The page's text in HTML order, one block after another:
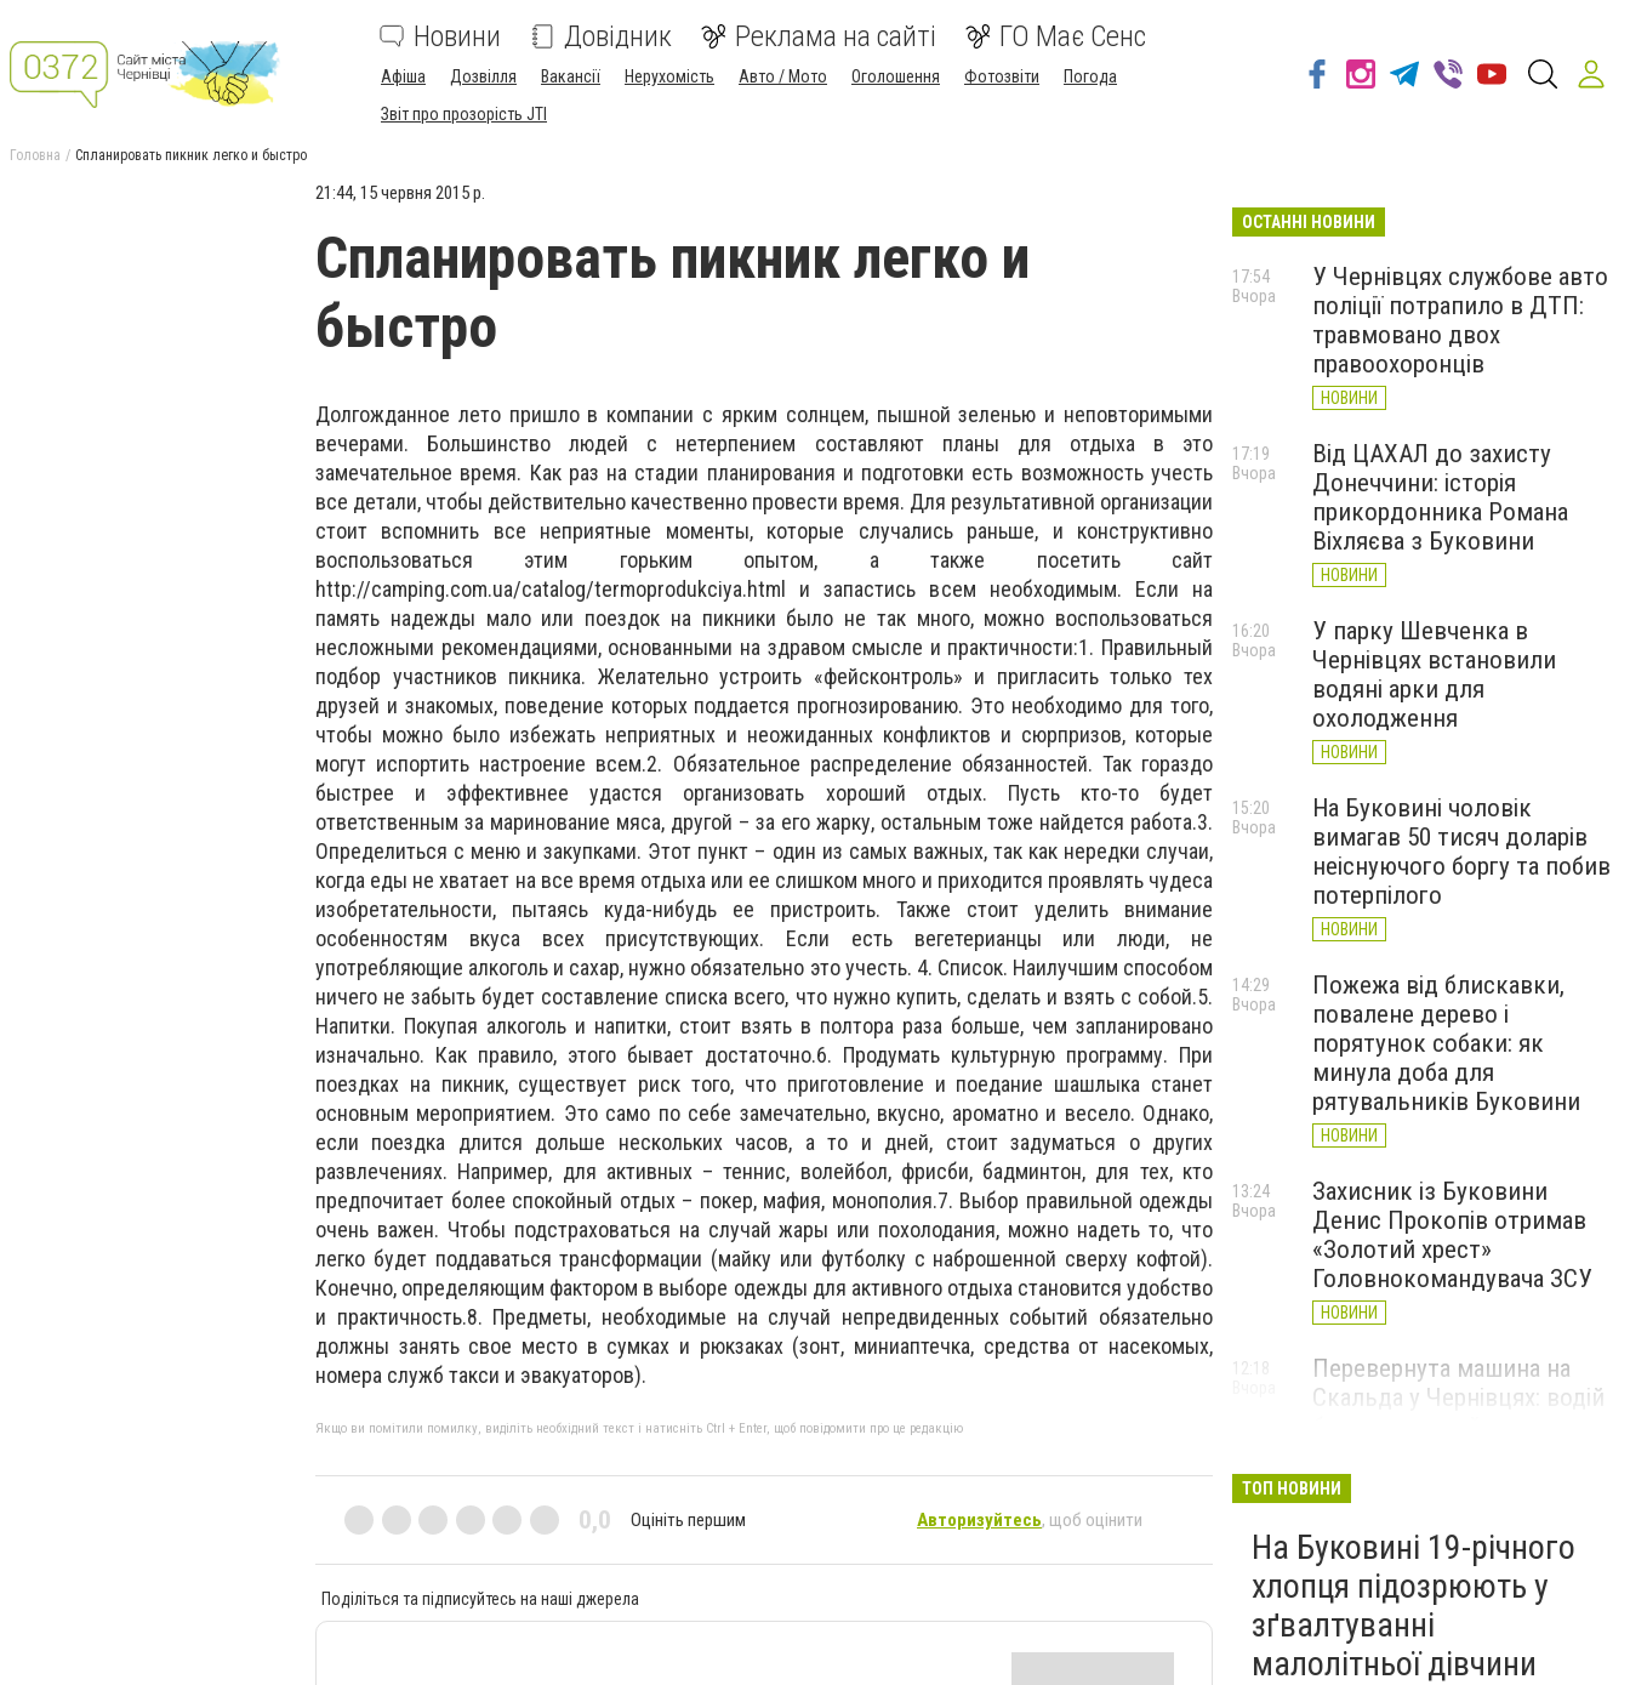
Новини Довідник Реклама на сайті ГО Має Сенс
Афіша Дозвілля Вакансії Нерухомість Авто / Мото Оголошення Фотозвіти
Погода
Звіт про прозорість JTI
Головна Спланировать пикник легко и быстро
21:44, 15 червня 2015 р.
Спланировать пикник легко и
быстро
Долгожданное лето пришло в компании с ярким солнцем, пышной зеленью и неповторимыми
вечерами. Большинство людей с нетерпением составляют планы для отдыха в это
замечательное время. Как раз на стадии планирования и подготовки есть возможность учесть
все детали, чтобы действительно качественно провести время. Для результативной организации
стоит вспомнить все неприятные моменты, которые случались раньше, и конструктивно
воспользоваться этим горьким опытом, а также посетить сайт
http://camping.com.ua/catalog/termoprodukciya.html и запастись всем необходимым. Если на
память надежды мало или поездок на пикники было не так много, можно воспользоваться
несложными рекомендациями, основанными на здравом смысле и практичности:1. Правильный
подбор участников пикника. Желательно устроить «фейсконтроль» и пригласить только тех
друзей и знакомых, поведение которых поддается прогнозированию. Это необходимо для того,
чтобы можно было избежать неприятных и неожиданных конфликтов и сюрпризов, которые
могут испортить настроение всем.2. Обязательное распределение обязанностей. Так гораздо
быстрее и эффективнее удастся организовать хороший отдых. Пусть кто-то будет
ответственным за маринование мяса, другой – за его жарку, остальным тоже найдется работа.3.
Определиться с меню и закупками. Этот пункт – один из самых важных, так как нередки случаи,
когда еды не хватает на все время отдыха или ее слишком много и приходится проявлять чудеса
изобретательности, пытаясь куда-нибудь ее пристроить. Также стоит уделить внимание
особенностям вкуса всех присутствующих. Если есть вегетерианцы или люди, не
употребляющие алкоголь и сахар, нужно обязательно это учесть. 4. Список. Наилучшим способом
ничего не забыть будет составление списка всего, что нужно купить, сделать и взять с собой.5.
Напитки. Покупая алкоголь и напитки, стоит взять в полтора раза больше, чем запланировано
изначально. Как правило, этого бывает достаточно.6. Продумать культурную программу. При
поездках на пикник, существует риск того, что приготовление и поедание шашлыка станет
основным мероприятием. Это само по себе замечательно, вкусно, ароматно и весело. Однако,
если поездка длится дольше нескольких часов, а то и дней, стоит задуматься о других
развлечениях. Например, для активных – теннис, волейбол, фрисби, бадминтон, для тех, кто
предпочитает более спокойный отдых – покер, мафия, монополия.7. Выбор правильной одежды
очень важен. Чтобы подстраховаться на случай жары или похолодания, можно надеть то, что
легко будет поддаваться трансформации (майку или футболку с наброшенной сверху кофтой).
Конечно, определяющим фактором в выборе одежды для активного отдыха становится удобство
и практичность.8. Предметы, необходимые на случай непредвиденных событий обязательно
должны занять свое место в сумках и рюкзаках (зонт, миниаптечка, средства от насекомых,
номера служб такси и эвакуаторов).
Якщо ви помітили помилку, виділіть необхідний текст і натисніть Ctrl + Enter, щоб повідомити про це редакцію
0,0 Оцініть першим Авторизуйтесь, щоб оцінити
Поділіться та підписуйтесь на наші джерела
ОСТАННІ НОВИНИ
У Чернівцях службове авто
поліції потрапило в ДТП:
травмовано двох
правоохоронців
НОВИНИ
17:54
Вчора
Від ЦАХАЛ до захисту
Донеччини: історія
прикордонника Романа
Віхляєва з Буковини
НОВИНИ
17:19
Вчора
У парку Шевченка в
Чернівцях встановили
водяні арки для
охолодження
НОВИНИ
16:20
Вчора
На Буковині чоловік
вимагав 50 тисяч доларів
неіснуючого боргу та побив
потерпілого
НОВИНИ
15:20
Вчора
Пожежа від блискавки,
повалене дерево і
порятунок собаки: як
минула доба для
рятувальників Буковини
НОВИНИ
14:29
Вчора
Захисник із Буковини
Денис Прокопів отримав
«Золотий хрест»
Головнокомандувача ЗСУ
НОВИНИ
13:24
Вчора
Перевернута машина на
Скальда у Чернівцях: водій
12:18
зафіксували новий
історичний температурний
максимум
НОВИНИ
Вчора
ТОП НОВИНИ
На Буковині 19-річного
хлопця підозрюють у
зґвалтуванні
малолітньої дівчини